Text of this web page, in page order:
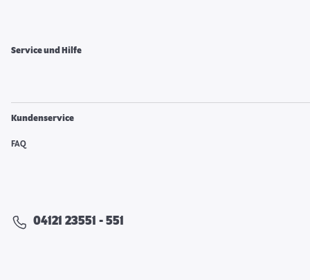
Service und Hilfe
Kundenservice
FAQ
04121 23551 - 551